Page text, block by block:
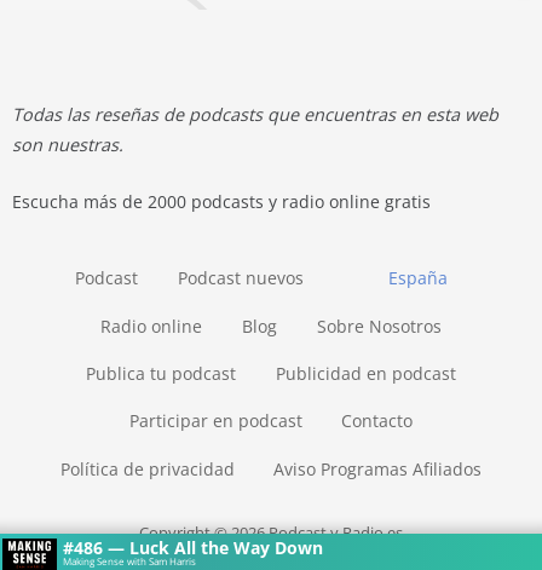
#486 — Luck All the Way Down
Making Sense with Sam Harris
Todas las reseñas de podcasts que encuentras en esta web
son nuestras.
Escucha más de 2000 podcasts y radio online gratis
España
Podcast Podcast nuevos
Radio online Blog Sobre Nosotros
Publica tu podcast Publicidad en podcast
Participar en podcast Contacto
Política de privacidad Aviso Programas Afiliados
Copyright © 2026 Podcast y Radio.es